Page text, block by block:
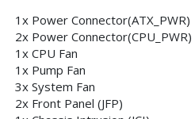
1x Power Connector(ATX_PWR)
2x Power Connector(CPU_PWR)
1x CPU Fan
1x Pump Fan
3x System Fan
2x Front Panel (JFP)